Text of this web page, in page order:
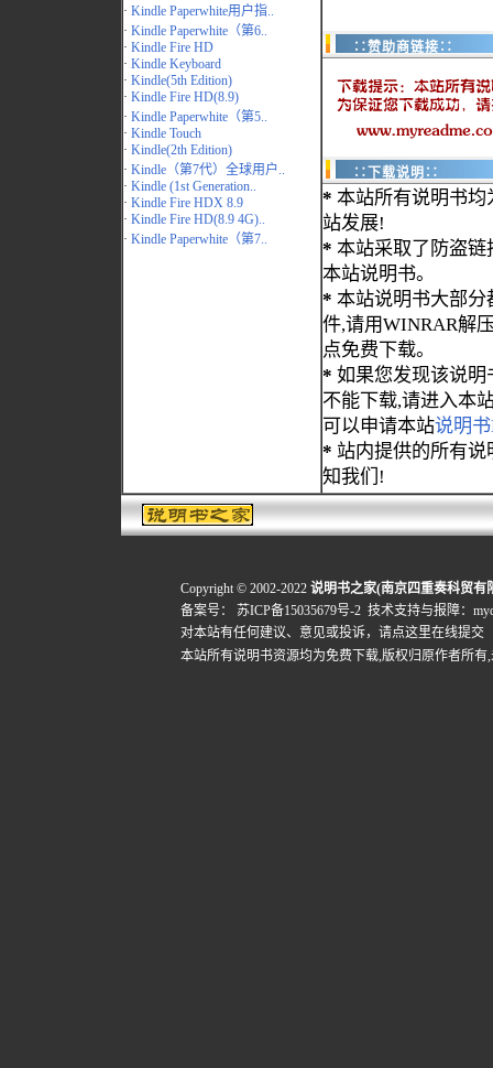
· Kindle Paperwhite用户指..
· Kindle Paperwhite（第6..
· Kindle Fire HD
· Kindle Keyboard
· Kindle(5th Edition)
· Kindle Fire HD(8.9)
· Kindle Paperwhite（第5..
· Kindle Touch
· Kindle(2th Edition)
· Kindle（第7代）全球用户..
· Kindle (1st Generation..
· Kindle Fire HDX 8.9
· Kindle Fire HD(8.9 4G)..
· Kindle Paperwhite（第7..
∷赞助商链接∷
∷下载说明∷
* 本站所有说明书均
站发展!
* 本站采取了防盗链
本站说明书。
* 本站说明书大部分
件,请用WINRAR解
点免费下载。
* 如果您发现该说明
不能下载,请进入本
可以申请本站说明
* 站内提供的所有
知我们!
Copyright © 2002-2022 说明书之家(南京四重奏科贸有
备案号：
苏ICP备15035679号-2 技术支持与报障：
对本站有任何建议、意见或投诉， 请点这里在线提交
本站所有说明书资源均为免费下载,版权归原作者所